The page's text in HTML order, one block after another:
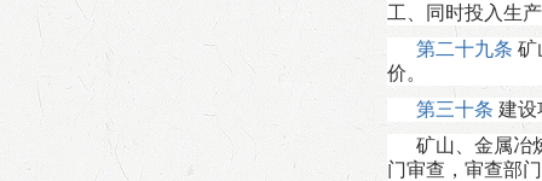
工、同时投入生
第二十九条 矿
价。
第三十条 建设
矿山、金属冶
门审查，审查部